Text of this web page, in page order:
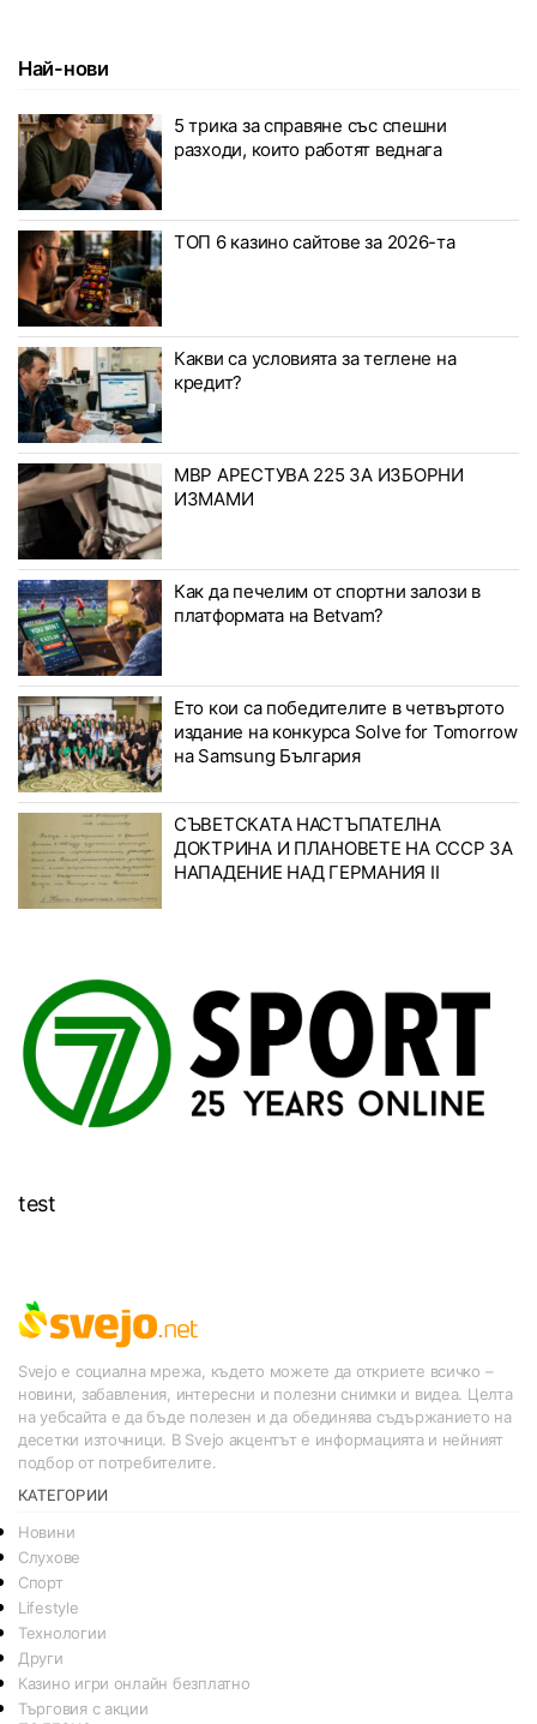
Най-нови
5 трика за справяне със спешни
разходи, които работят веднага
ТОП 6 казино сайтове за 2026-та
Какви са условията за теглене на
кредит?
МВР АРЕСТУВА 225 ЗА ИЗБОРНИ
ИЗМАМИ
Как да печелим от спортни залози в
платформата на Betvam?
Ето кои са победителите в четвъртото
издание на конкурса Solve for Tomorrow
на Samsung България
СЪВЕТСКАТА НАСТЪПАТЕЛНА
ДОКТРИНА И ПЛАНОВЕТЕ НА СССР ЗА
НАПАДЕНИЕ НАД ГЕРМАНИЯ II
test
Svejo е социална мрежа, където можете да откриете всичко –
новини, забавления, интересни и полезни снимки и видеа. Целта
на уебсайта е да бъде полезен и да обединява съдържанието на
десетки източници. В Svejo акцентът е информацията и нейният
подбор от потребителите.
КАТЕГОРИИ
Новини
Слухове
Спорт
Lifestyle
Технологии
Други
Казино игри онлайн безплатно
Търговия с акции